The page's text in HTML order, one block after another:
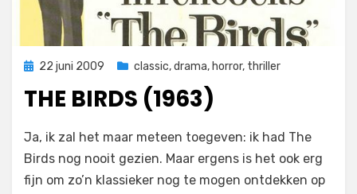
Geplaatst
22 juni 2009 classic,drama, horror, thriller
THE BIRDS (1963)
door Filmofiel.nl
Laat een reactie achter
Birds
(1963)
Ja, ik zal het maar meteen toegeven: ik had The
Birds nog nooit gezien. Maar ergens is het ook erg
fijn om zo’n klassieker nog te mogen ontdekken op